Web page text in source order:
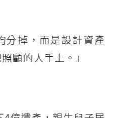
分掉，而是設計資產
顧的人手上。」